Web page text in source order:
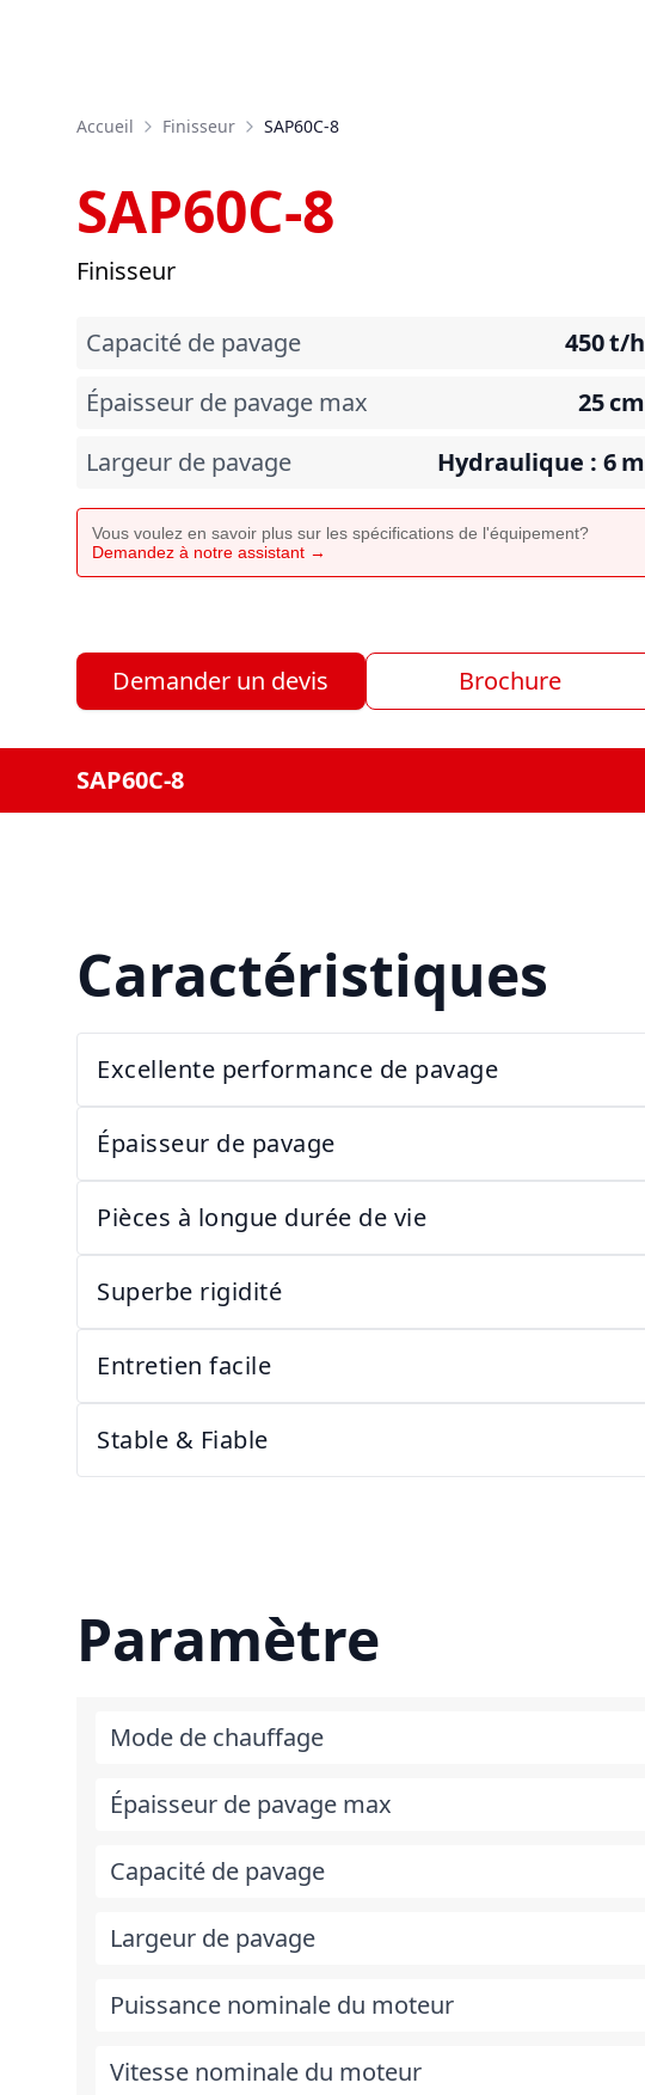
Accueil Finisseur SAP60C-8
SAP60C-8
Finisseur
Capacité de pavage 450t/h
Épaisseur de pavage max
25cm
Largeur de pavage
Hydraulique : 6m
Vous voulez en savoir plus sur les spécifications de l'équipement?
Demandez à notre assistant →
Demander un devis Brochure
SAP60C-8
Caractéristiques
Excellente performance de pavage
Épaisseur de pavage
Pièces à longue durée de vie
Superbe rigidité
Entretien facile
Stable & Fiable
Paramètre
Mode de chauffage
Épaisseur de pavage max
Capacité de pavage
Largeur de pavage
Puissance nominale du moteur
Vitesse nominale du moteur